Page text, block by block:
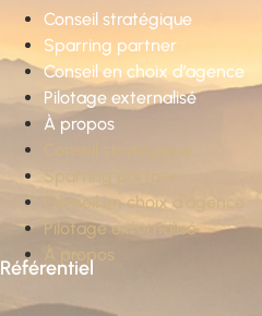
Conseil stratégique
Sparring partner
Conseil en choix d’agence
Pilotage externalisé
À propos
Conseil stratégique
Sparring partner
Conseil en choix d’agence
Pilotage externalisé
À propos
Référentiel